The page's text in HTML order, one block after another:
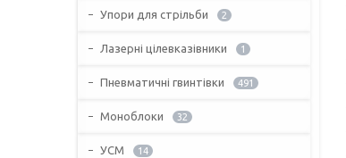
Упори для стрільби 2
Лазерні цілевказівники 1
Пневматичні гвинтівки 491
Моноблоки 32
УСМ 14